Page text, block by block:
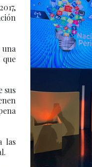
sus
las